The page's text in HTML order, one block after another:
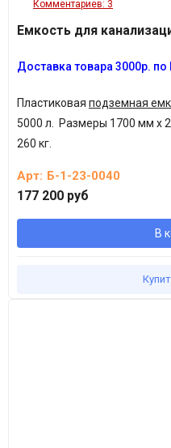
слоями по 30 см. По
жидкостью на 30 см. На
засыпкой всех пустот и
наполняется на очередные
слой песко-цементной
Комментариев: 3
Емкость для
Доставка товара 3000р. по
Пластиковая подземная
5000 л. Размеры 1700 мм х
260 кг.
Арт: Б-1-23-0040
177 200 руб
В